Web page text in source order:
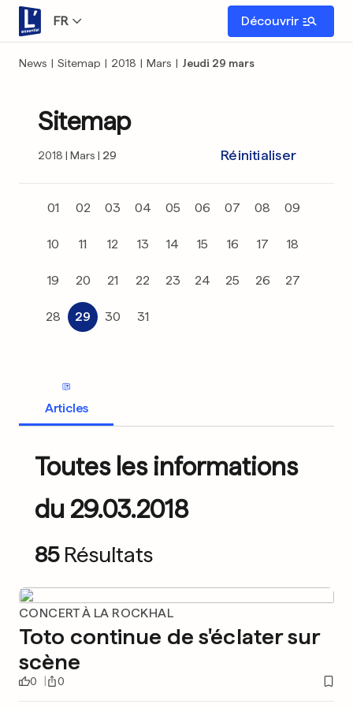
FR Découvrir
News | Sitemap | 2018 | Mars | Jeudi 29 mars
Sitemap
2018 Mars 29 Réinitialiser
01 02 03 04 05 06 07 08 09
10 11 12 13 14 15 16 17 18
19 20 21 22 23 24 25 26 27
28 29 30 31
Articles
Toutes les informations
du 29.03.2018
85 Résultats
CONCERT À LA ROCKHAL
Toto continue de s'éclater sur
scène
0 0